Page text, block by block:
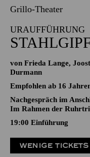
Grillo-Theater
URAUFFÜHRUNG
von Frieda Lange,
Durmann
Empfohlen ab 16
Nachgespräch im
Im Rahmen der
19:00 Einführung
WENIGE TICKETS